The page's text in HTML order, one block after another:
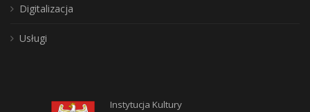
Digitalizacja
Usługi
Instytucja Kultury